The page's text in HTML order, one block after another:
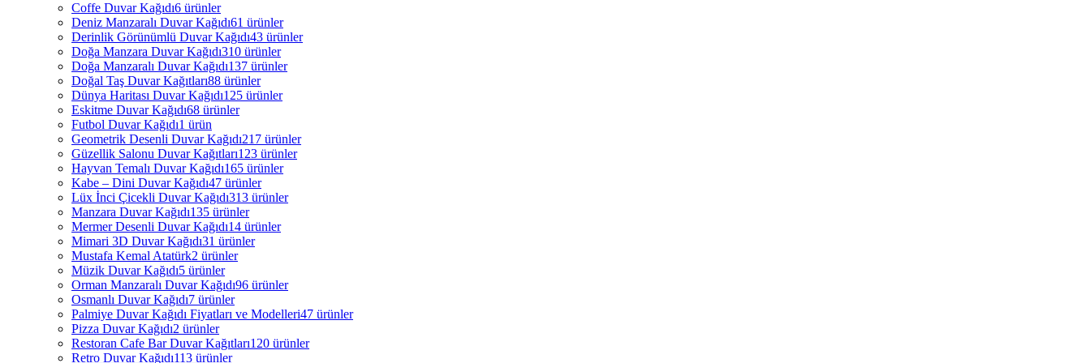
Coffe Duvar Kağıdı6 ürünler
Deniz Manzaralı Duvar Kağıdı61 ürünler
Derinlik Görünümlü Duvar Kağıdı43 ürünler
Doğa Manzara Duvar Kağıdı310 ürünler
Doğa Manzaralı Duvar Kağıdı137 ürünler
Doğal Taş Duvar Kağıtları88 ürünler
Dünya Haritası Duvar Kağıdı125 ürünler
Eskitme Duvar Kağıdı68 ürünler
Futbol Duvar Kağıdı1 ürün
Geometrik Desenli Duvar Kağıdı217 ürünler
Güzellik Salonu Duvar Kağıtları123 ürünler
Hayvan Temalı Duvar Kağıdı165 ürünler
Kabe – Dini Duvar Kağıdı47 ürünler
Lüx İnci Çicekli Duvar Kağıdı313 ürünler
Manzara Duvar Kağıdı135 ürünler
Mermer Desenli Duvar Kağıdı14 ürünler
Mimari 3D Duvar Kağıdı31 ürünler
Mustafa Kemal Atatürk2 ürünler
Müzik Duvar Kağıdı5 ürünler
Orman Manzaralı Duvar Kağıdı96 ürünler
Osmanlı Duvar Kağıdı7 ürünler
Palmiye Duvar Kağıdı Fiyatları ve Modelleri47 ürünler
Pizza Duvar Kağıdı2 ürünler
Restoran Cafe Bar Duvar Kağıtları120 ürünler
Retro Duvar Kağıdı113 ürünler